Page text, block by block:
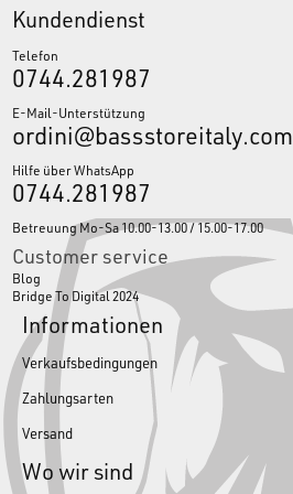
Kundendienst
Telefon
0744.281987
E-Mail-Unterstützung
ordini@bassstoreitaly.com
Hilfe über WhatsApp
0744.281987
Betreuung Mo-Sa 10.00-13.00 / 15.00-17.00
Customer service
Blog
Bridge To Digital 2024
Informationen
Verkaufsbedingungen
Zahlungsarten
Versand
Wo wir sind